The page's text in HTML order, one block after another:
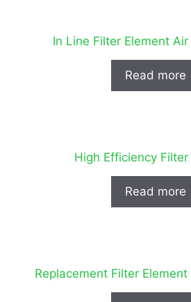
In Line Filter Element
Read more
High Efficiency
Read more
Replacement Filter